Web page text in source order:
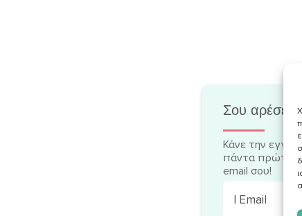
Σου αρέσει
Κάνε την
πάντα πρώτη/-
email σου!